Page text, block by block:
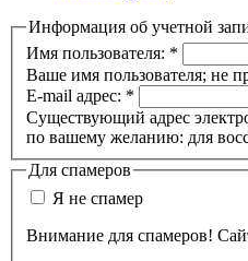
Информация об учетной
Имя пользователя: *
Ваше имя пользователя; не
E-mail адрес: *
Существующий адрес
по вашему желанию: для
Для спамеров
Я не спамер
Внимание для спамеров!